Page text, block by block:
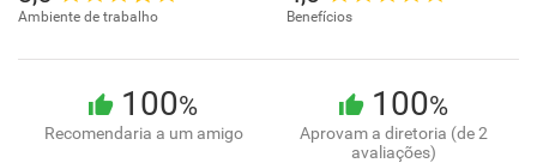
Ambiente de trabalho Benefícios
100%
Recomendaria a um amigo
100%
Aprovam a diretoria (de 2
avaliações)